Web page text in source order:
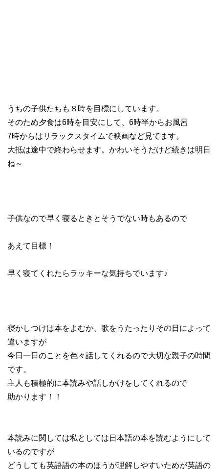
うちの子供たちも８時を目標にしています。
そのため夕食は6時を目安にして、6時半からお風呂
7時からはリラックスタイムで映画など見てます。
大抵は途中で終わらせます。かわいそうだけど続きは明日
ね～
子供なので早く寝るときとそうでない時もあるので
あえて目標！
早く寝てくれたらラッキーな気持ちでいます♪
寝かしつけは本をよむか、歌をうたったりその日によって
違いますが
今日一日のことを色々話してくれるので大切な親子の時間
です。
主人も積極的に本読みや話しかけをしてくれるので
助かります！！
本読みに関しては私としては日本語の本を読むようにして
いるのですが
どうしても英語語の本のほうが理解しやすいためが英語の